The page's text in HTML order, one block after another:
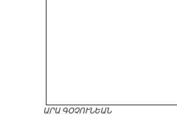
ԱՐԱ ԳՕՉՈՒՆԵԱՆ